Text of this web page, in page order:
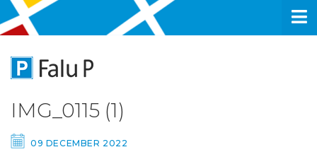
IMG_0115 (1)
09 DECEMBER 2022